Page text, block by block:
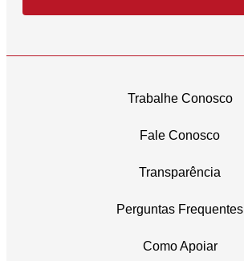
Trabalhe Conosco
Fale Conosco
Transparência
Perguntas Frequentes
Como Apoiar